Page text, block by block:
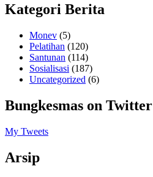
Kategori Berita
Monev (5)
Pelatihan (120)
Santunan (114)
Sosialisasi (187)
Uncategorized (6)
Bungkesmas on Twitter
My Tweets
Arsip